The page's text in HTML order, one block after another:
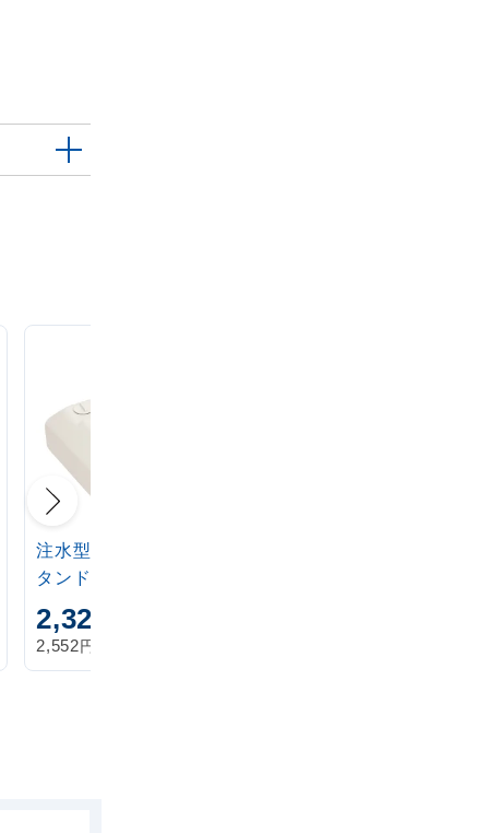
注水型マルチのぼりス
タンド 20L
2,320
2,552円